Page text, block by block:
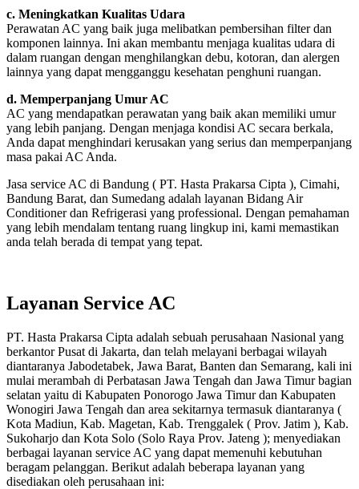
c. Meningkatkan Kualitas Udara
Perawatan AC yang baik juga melibatkan pembersihan filter dan
komponen lainnya. Ini akan membantu menjaga kualitas udara di
dalam ruangan dengan menghilangkan debu, kotoran, dan alergen
lainnya yang dapat mengganggu kesehatan penghuni ruangan.
d. Memperpanjang Umur AC
AC yang mendapatkan perawatan yang baik akan memiliki umur
yang lebih panjang. Dengan menjaga kondisi AC secara berkala,
Anda dapat menghindari kerusakan yang serius dan memperpanjang
masa pakai AC Anda.
Jasa service AC di Bandung ( PT. Hasta Prakarsa Cipta ), Cimahi,
Bandung Barat, dan Sumedang adalah layanan Bidang Air
Conditioner dan Refrigerasi yang professional. Dengan pemahaman
yang lebih mendalam tentang ruang lingkup ini, kami memastikan
anda telah berada di tempat yang tepat.
Layanan Service AC
PT. Hasta Prakarsa Cipta adalah sebuah perusahaan Nasional yang
berkantor Pusat di Jakarta, dan telah melayani berbagai wilayah
diantaranya Jabodetabek, Jawa Barat, Banten dan Semarang, kali ini
mulai merambah di Perbatasan Jawa Tengah dan Jawa Timur bagian
selatan yaitu di Kabupaten Ponorogo Jawa Timur dan Kabupaten
Wonogiri Jawa Tengah dan area sekitarnya termasuk diantaranya (
Kota Madiun, Kab. Magetan, Kab. Trenggalek ( Prov. Jatim ), Kab.
Sukoharjo dan Kota Solo (Solo Raya Prov. Jateng ); menyediakan
berbagai layanan service AC yang dapat memenuhi kebutuhan
beragam pelanggan. Berikut adalah beberapa layanan yang
disediakan oleh perusahaan ini: